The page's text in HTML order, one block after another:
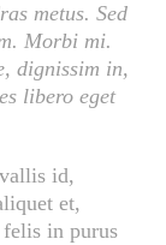
metus. Sed
Morbi mi.
dignissim in,
libero eget
id,
et,
in purus